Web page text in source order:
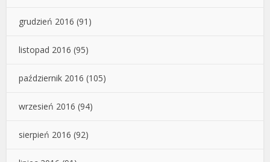
grudzień 2016 (91)
listopad 2016 (95)
październik 2016 (105)
wrzesień 2016 (94)
sierpień 2016 (92)